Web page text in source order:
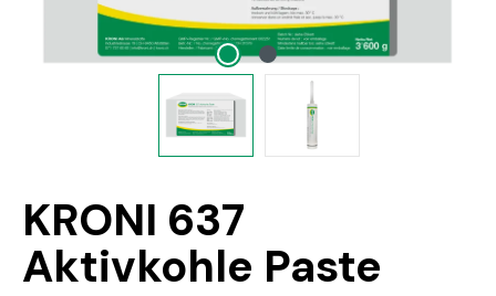
KRONI 637
Aktivkohle Paste